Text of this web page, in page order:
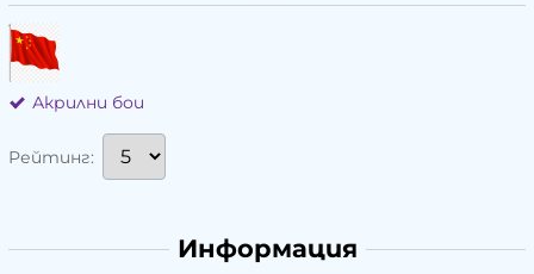
Акрилни бои
Рейтинг:
Информация